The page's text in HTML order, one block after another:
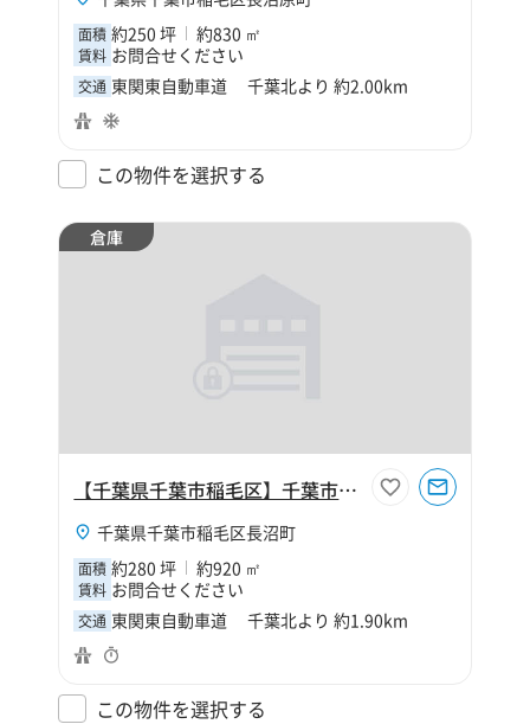
面積 約250 坪 約830 ㎡
賃料 お問合せください
交通 東関東自動車道 千葉北より 約2.00km
この物件を選択する
倉庫
【千葉県千葉市稲毛区】千葉市稲毛区長沼町280坪倉庫
千葉県千葉市稲毛区長沼町
面積 約280 坪 約920 ㎡
賃料 お問合せください
交通 東関東自動車道 千葉北より 約1.90km
この物件を選択する